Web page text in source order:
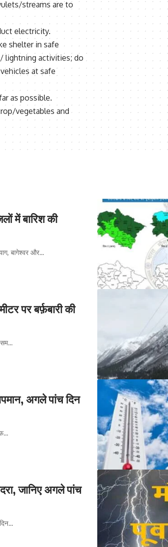
streams are to
electricity.
shelter in safe
lightning activities; do
at safe
as possible.
vegetables and
में बारिश की
बागेश्वर और…
पर बर्फ़बारी की
अगले पांच दिन
जानिए अगले पांच